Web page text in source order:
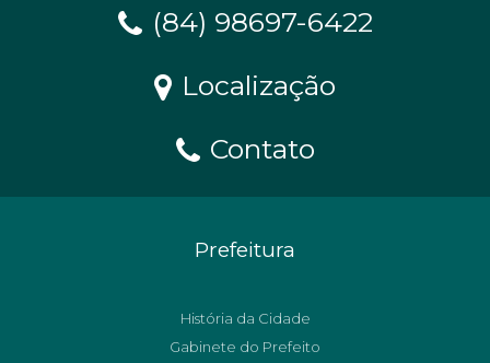
(84) 98697-6422
Localização
Contato
Prefeitura
História da Cidade
Gabinete do Prefeito